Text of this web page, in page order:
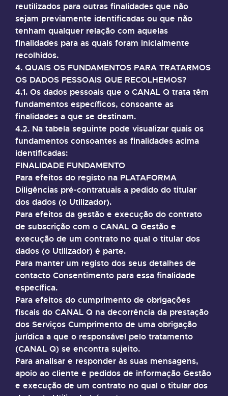
reutilizados para outras finalidades que não
sejam previamente identificadas ou que não
tenham qualquer relação com aquelas
finalidades para as quais foram inicialmente
recolhidos.
4. QUAIS OS FUNDAMENTOS PARA TRATARMOS
OS DADOS PESSOAIS QUE RECOLHEMOS?
4.1. Os dados pessoais que o CANAL Q trata têm
fundamentos específicos, consoante as
finalidades a que se destinam.
4.2. Na tabela seguinte pode visualizar quais os
fundamentos consoantes as finalidades acima
identificadas:
FINALIDADE FUNDAMENTO
Para efeitos do registo na PLATAFORMA
Diligências pré-contratuais a pedido do titular
dos dados (o Utilizador).
Para efeitos da gestão e execução do contrato
de subscrição com o CANAL Q Gestão e
execução de um contrato no qual o titular dos
dados (o Utilizador) é parte.
Para manter um registo dos seus detalhes de
contacto Consentimento para essa finalidade
específica.
Para efeitos do cumprimento de obrigações
fiscais do CANAL Q na decorrência da prestação
dos Serviços Cumprimento de uma obrigação
jurídica a que o responsável pelo tratamento
(CANAL Q) se encontra sujeito.
Para analisar e responder às suas mensagens,
apoio ao cliente e pedidos de informação Gestão
e execução de um contrato no qual o titular dos